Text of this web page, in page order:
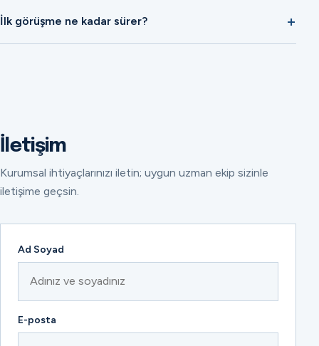
İlk görüşme ne kadar sürer?
İletişim
Kurumsal ihtiyaçlarınızı iletin; uygun uzman ekip sizinle
iletişime geçsin.
Ad Soyad
E-posta